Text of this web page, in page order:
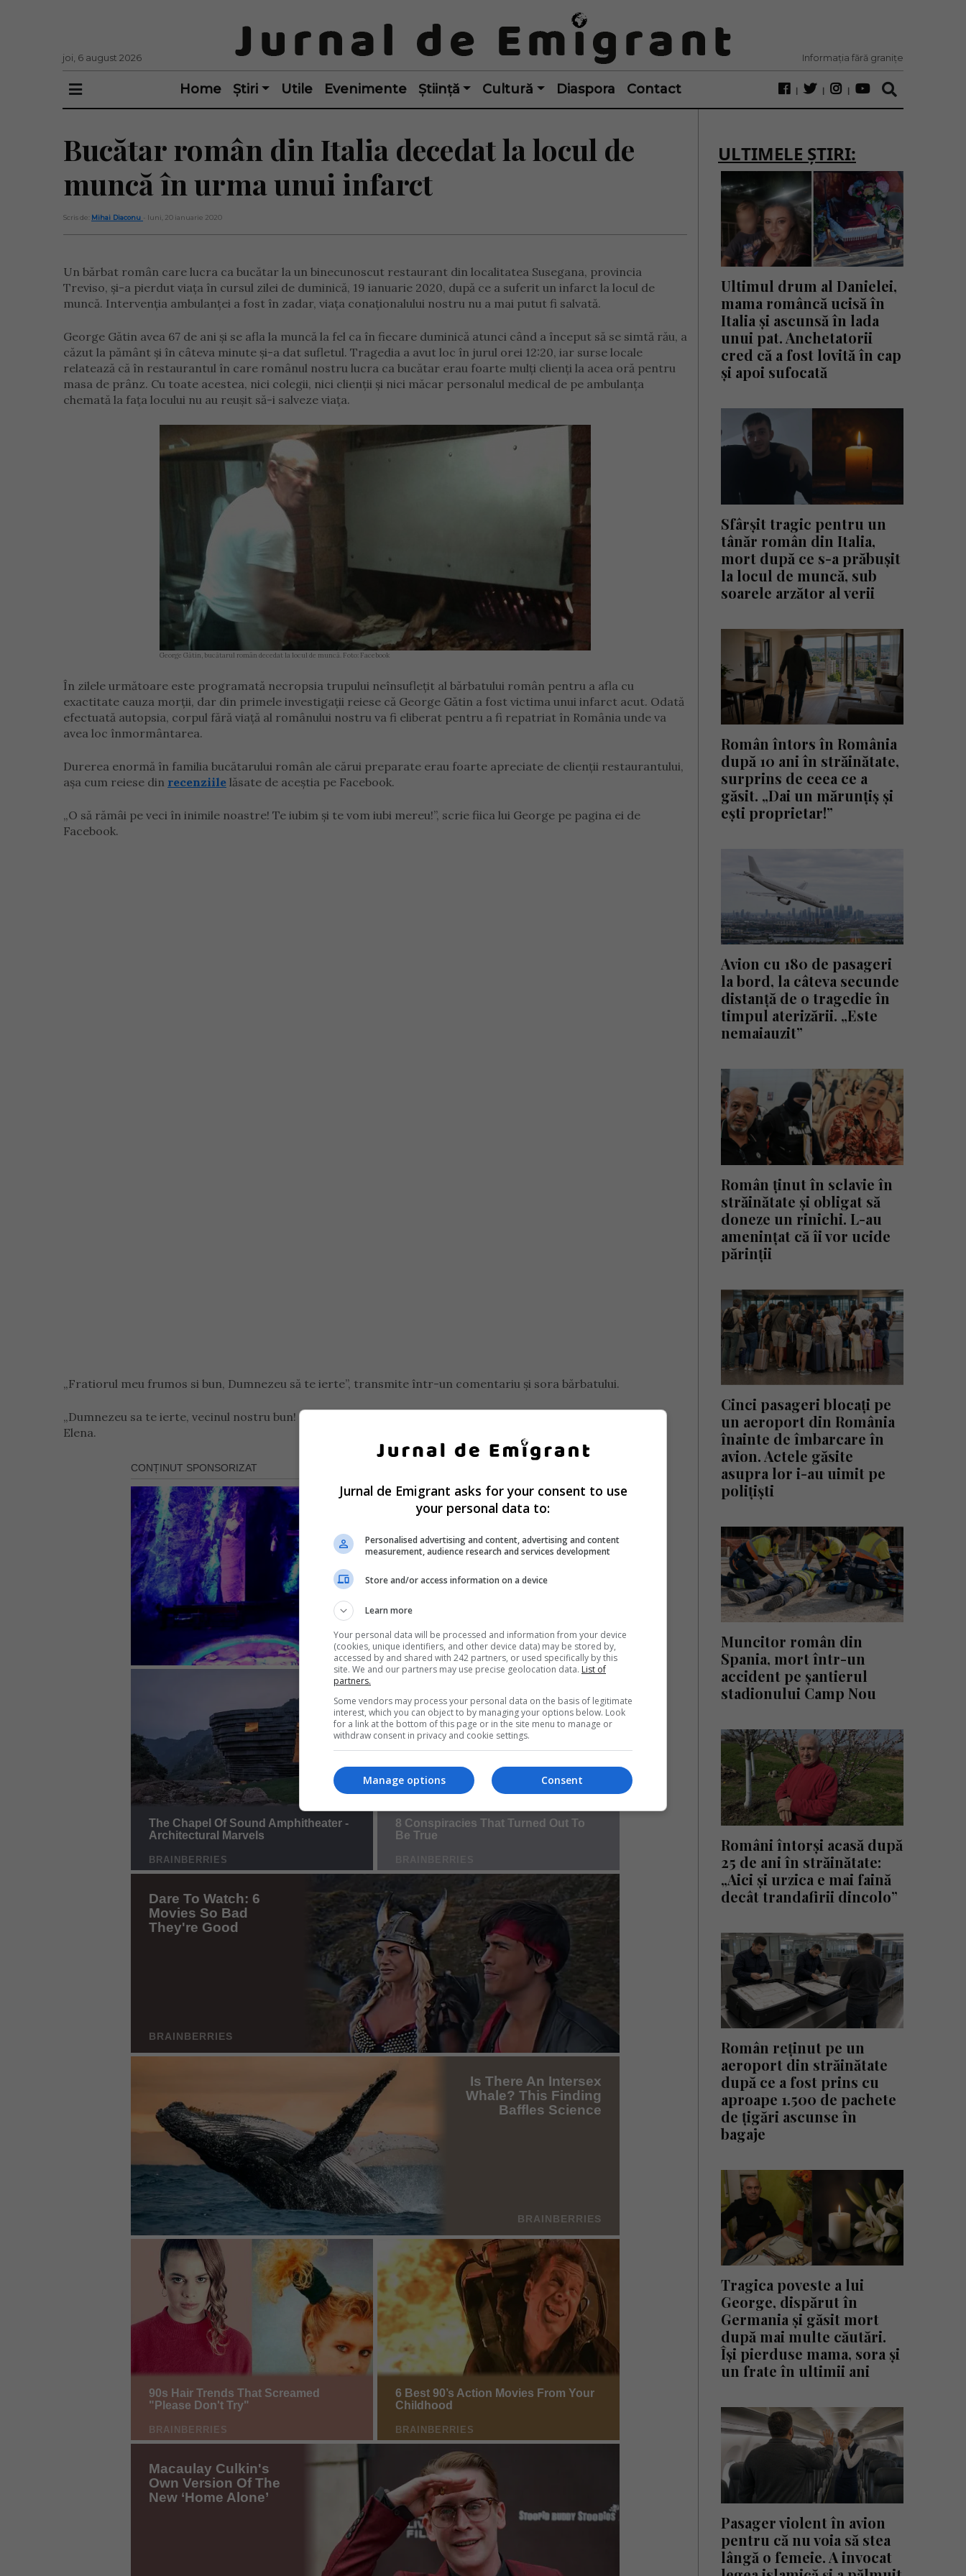
joi, 6 august 2026 Informația fără granițe
Home Știri Utile Evenimente Știință Cultură Diaspora Contact
Bucătar român din Italia decedat la locul de
muncă în urma unui infarct
Scris de: Mihai Diaconu - luni, 20 ianuarie 2020
Un bărbat român care lucra ca bucătar la un binecunoscut restaurant din localitatea Susegana, provincia
Treviso, și-a pierdut viața în cursul zilei de duminică, 19 ianuarie 2020, după ce a suferit un infarct la locul de
muncă. Intervenția ambulanței a fost în zadar, viața conaționalului nostru nu a mai putut fi salvată.
George Gătin avea 67 de ani și se afla la muncă la fel ca în fiecare duminică atunci când a început să se simtă rău, a
căzut la pământ și în câteva minute și-a dat sufletul. Tragedia a avut loc în jurul orei 12:20, iar surse locale
relatează că în restaurantul în care românul nostru lucra ca bucătar erau foarte mulți clienți la acea oră pentru
masa de prânz. Cu toate acestea, nici colegii, nici clienții și nici măcar personalul medical de pe ambulanța
chemată la fața locului nu au reușit să-i salveze viața.
George Gătin, bucătarul român decedat la locul de muncă. Foto: Facebook
În zilele următoare este programată necropsia trupului neînsuflețit al bărbatului român pentru a afla cu
exactitate cauza morții, dar din primele investigații reiese că George Gătin a fost victima unui infarct acut. Odată
efectuată autopsia, corpul fără viață al românului nostru va fi eliberat pentru a fi repatriat în România unde va
avea loc înmormântarea.
Durerea enormă în familia bucătarului român ale cărui preparate erau foarte apreciate de clienții restaurantului,
așa cum reiese din recenziile lăsate de aceștia pe Facebook.
„O să rămâi pe veci în inimile noastre! Te iubim și te vom iubi mereu!”, scrie fiica lui George pe pagina ei de
Facebook.
„Fratiorul meu frumos si bun, Dumnezeu să te ierte”, transmite într-un comentariu și sora bărbatului.
„Dumnezeu sa te ierte, vecinul nostru bun! Odihnă veșnică! Am rămas fără cuvinte de așa veste!”, a transmis și
Elena.
ULTIMELE ȘTIRI:
Ultimul drum al Danielei,
mama româncă ucisă în
Italia și ascunsă în lada
unui pat. Anchetatorii
cred că a fost lovită în cap
și apoi sufocată
Sfârșit tragic pentru un
tânăr român din Italia,
mort după ce s-a prăbușit
la locul de muncă, sub
soarele arzător al verii
Român întors în România
după 10 ani în străinătate,
surprins de ceea ce a
găsit. „Dai un mărunțiș și
ești proprietar!”
Avion cu 180 de pasageri
la bord, la câteva secunde
distanță de o tragedie în
timpul aterizării. „Este
nemaiauzit”
Român ținut în sclavie în
străinătate și obligat să
doneze un rinichi. L-au
amenințat că îi vor ucide
părinții
Cinci pasageri blocați pe
un aeroport din România
înainte de îmbarcare în
avion. Actele găsite
asupra lor i-au uimit pe
polițiști
Muncitor român din
Spania, mort într-un
accident pe șantierul
stadionului Camp Nou
Români întorși acasă după
25 de ani în străinătate:
„Aici și urzica e mai faină
decât trandafirii dincolo”
Român reținut pe un
aeroport din străinătate
după ce a fost prins cu
aproape 1.500 de pachete
de țigări ascunse în
bagaje
Tragica poveste a lui
George, dispărut în
Germania și găsit mort
după mai multe căutări.
Își pierduse mama, sora și
un frate în ultimii ani
Pasager violent în avion
pentru că nu voia să stea
lângă o femeie. A invocat
Jurnal de Emigrant asks for your consent to use
your personal data to:
Personalised advertising and content, advertising and content
measurement, audience research and services development
Store and/or access information on a device
Learn more
Your personal data will be processed and information from your device
(cookies, unique identifiers, and other device data) may be stored by,
accessed by and shared with 242 partners, or used specifically by this
site. We and our partners may use precise geolocation data. List of
partners.
Some vendors may process your personal data on the basis of legitimate
interest, which you can object to by managing your options below. Look
for a link at the bottom of this page or in the site menu to manage or
withdraw consent in privacy and cookie settings.
Consent
Manage options